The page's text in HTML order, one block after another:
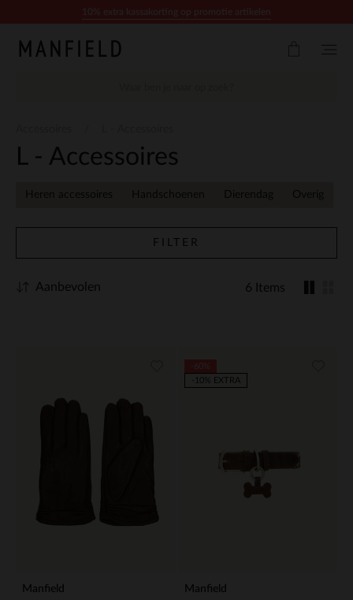
L - Accessoires
Heren accessoires Handschoenen Dierendag Overig
FILTER
6 Items
Aanbevolen
Manfield Manfield
-10% EXTRA